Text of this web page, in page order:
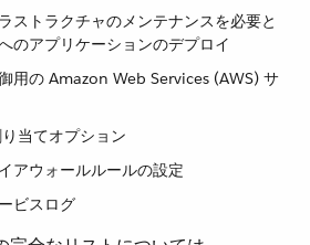
ストラクチャのメンテナンスを必要と
のアプリケーションのデプロイ
用の Amazon Web Services (AWS) サ
当てオプション
アウォールルールの設定
ビスログ